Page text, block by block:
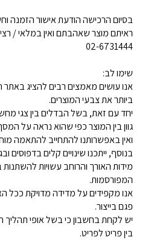
בסיום הרכישה הודעת אישור הזמנה
ראיתם מוצר שאהבתם ואין במלאי /
02-6731444
שימו לב:
אנו עושים מאמצים רבים להציג
ביותר את צבעי המוצרים.
יחד עם זאת, בשל הבדלים בין צגי
גוון בין המוצר כפי שהוא נראה על
ואין באפשרותנו להתחייב להתאמה
בנוסף, ייתכנו שינויים קלים בדפוסים
המפורסמות.
אנו מקפידים על מדידה מדויקת ככל
פגם בייצור.
יש לקחת בחשבון כי בשל אופי תהליך
בין פריט לפריט.